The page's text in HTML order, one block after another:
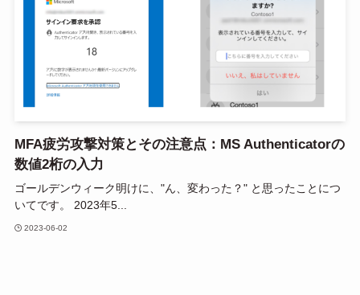
MFA疲労攻撃対策とその注意点：MS Authenticatorの
数値2桁の入力
ゴールデンウィーク明けに、"ん、変わった？" と思ったことにつ
いてです。 2023年5...
2023-06-02